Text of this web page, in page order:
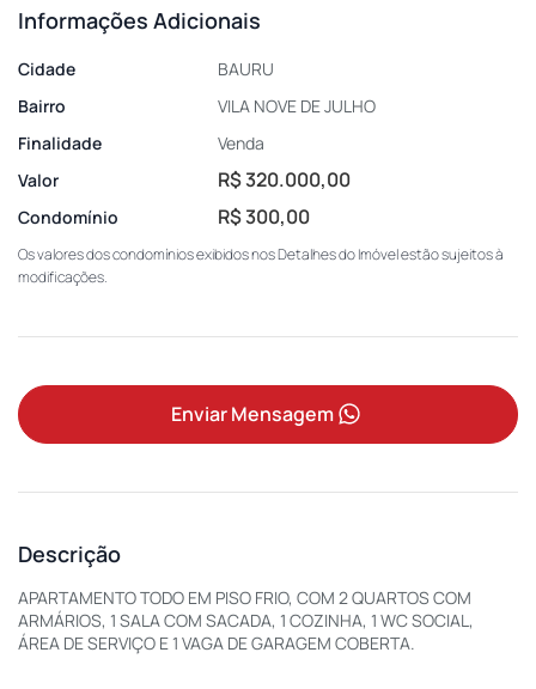
Informações Adicionais
Cidade
BAURU
Bairro
VILA NOVE DE JULHO
Finalidade
Venda
Valor
R$ 320.000,00
Condomínio R$ 300,00
Os valores dos condomínios exibidos nos Detalhes do Imóvel estão sujeitos à
modificações.
Enviar Mensagem
Descrição
APARTAMENTO TODO EM PISO FRIO, COM 2 QUARTOS COM
ARMÁRIOS, 1 SALA COM SACADA, 1 COZINHA, 1 WC SOCIAL,
ÁREA DE SERVIÇO E 1 VAGA DE GARAGEM COBERTA.